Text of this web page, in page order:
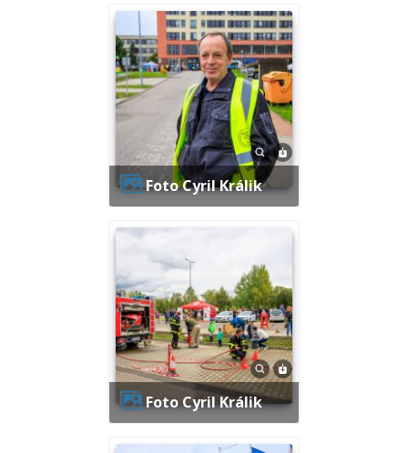
Foto Cyril Králik
Foto Cyril Králik